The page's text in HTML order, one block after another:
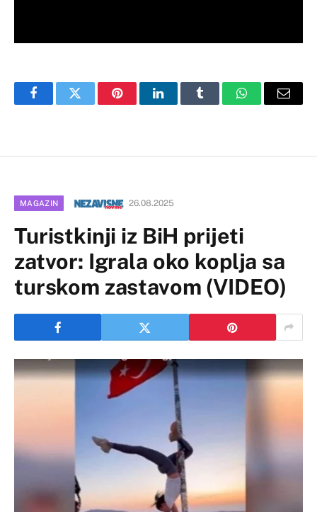
FacebookTwitter PinterestLinkedInTumblr WhatsAppEmail
MAGAZIN 26.08.2025
Turistkinji iz BiH prijeti
zatvor: Igrala oko koplja sa
turskom zastavom (VIDEO)